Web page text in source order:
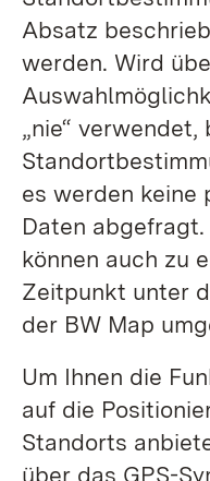
Absatz
werden. Wird
„nie“
es werden keine
Daten
können auch zu
Zeitpunkt unter
der BW Map
Um Ihnen die
auf die
Standorts
über das GPS-